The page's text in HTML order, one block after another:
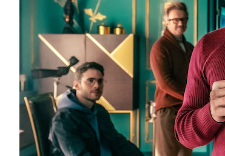
Netflix продовжив спіноф
другий сезон